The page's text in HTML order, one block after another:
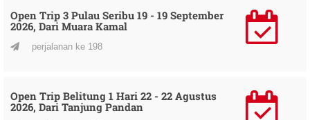
Open Trip 3 Pulau Seribu 19 - 19 September
2026, Dari Muara Kamal
perjalanan ke 198
Open Trip Belitung 1 Hari 22 - 22 Agustus
2026, Dari Tanjung Pandan